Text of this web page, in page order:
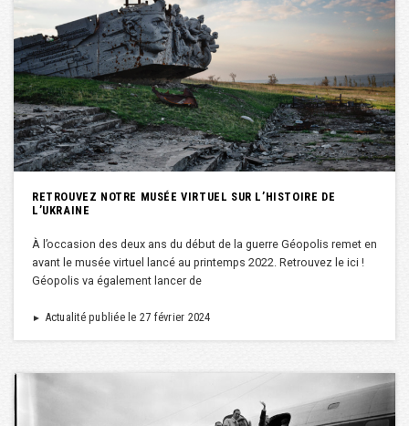
RETROUVEZ NOTRE MUSÉE VIRTUEL SUR L’HISTOIRE DE
L’UKRAINE
À l’occasion des deux ans du début de la guerre Géopolis remet en
avant le musée virtuel lancé au printemps 2022. Retrouvez le ici !
Géopolis va également lancer de
► Actualité publiée le 27 février 2024